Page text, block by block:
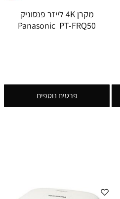
מקרן 4K לייזר פנסוניק
Panasonic PT-FRQ50
פרטים נוספים